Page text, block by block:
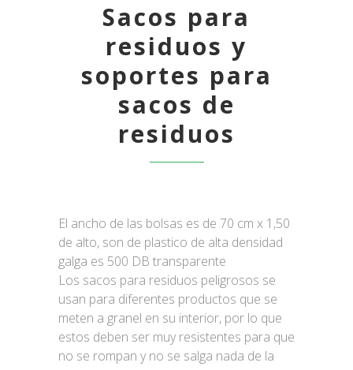
Sacos para
residuos y
soportes para
sacos de
residuos
El ancho de las bolsas es de 70 cm x 1,50
de alto, son de plastico de alta densidad
galga es 500 DB transparente
Los sacos para residuos peligrosos se
usan para diferentes productos que se
meten a granel en su interior, por lo que
estos deben ser muy resistentes para que
no se rompan y no se salga nada de la